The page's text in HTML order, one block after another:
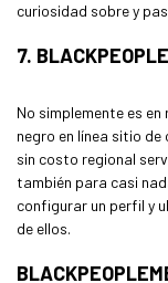
curiosidad sobre y
7.
No simplemente es
negro en línea sitio
sin costo regional
también para casi
configurar un perfil y
de ellos.